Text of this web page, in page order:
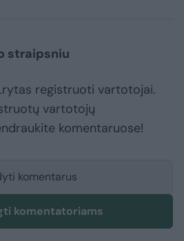
straipsniu
registruoti vartotojai.
vartotojų
komentaruose!
komentarus
komentatoriams